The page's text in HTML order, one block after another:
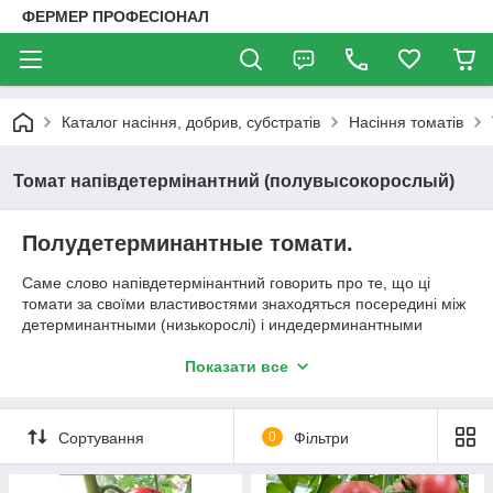
ФЕРМЕР ПРОФЕСІОНАЛ
Каталог насіння, добрив, субстратів Насіння томатів
Томат напівдетермінантний (полувысокорослый)
Полудетерминантные томати.
Саме слово напівдетермінантний говорить про те, що ці
томати за своїми властивостями знаходяться посередині між
детерминантными (низькорослі) і индедерминантными
як тих, так і інших, вони користуються популярністю у
1. Ранньостиглість. Сучасні гібриди дозволяють отримати
товарну продукцію на 2 тижні раніше, ніж з індетермінантних.
Показати все
Сортування 0 Фільтри